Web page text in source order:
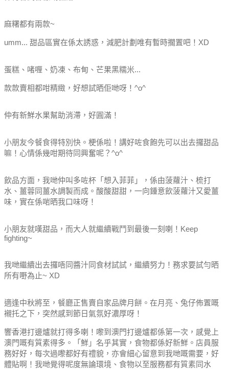
麻糬都有兩款~
umm... 甜品區實在係太誘惑，減肥計劃唯有暫時擱置吧！XD
蛋糕、啫喱、奶凍、布甸、芒果黑糯米...
款款賣相都咁精緻，好想試晒佢哋呀！^o^
仲有新鮮水果幫助消滯，好圓滿！
小朋友今餐食得特別快。梗係啦！講好咗食飽先可以出去攞甜品
嘛！心情係幾咁期待同興奮呢？^o^
飲品方面，我哋仲叫多咗杯「想入菲菲」，係由菠蘿汁、梳打
水、薑蓉同薑水調製而成。酸酸甜甜，一向鍾意飲菠蘿汁又愛薑
味，實在係啱晒我口味呀！
小朋友就嘆甜品，而大人就繼續戰鬥到最後一刻喇！Keep
fighting~
我哋繼續出去攞唔同醬汁同食材試試，繼續努力！務求要試勻晒
所有嘢為止~ XD
適逢中秋將至，餐廳正售賣自家品牌月餅。在月亮、兔仔佈置嘅
襯托之下，突然感到節日氣氛好濃厚呀！
響香港打邊爐就打得多喇！ 嚟到澳門打邊爐都係第一次，感覺上
澳門嘅有質素得多。
「鮮」名乎其實，食物都係好新鮮。 店員服
務好好，每次過嚟都好有禮貌，亦會細心留意到我哋嘅需要，好
體貼啊！ 我哋覺得呢度無論環境、食物以至服務都有質素同水